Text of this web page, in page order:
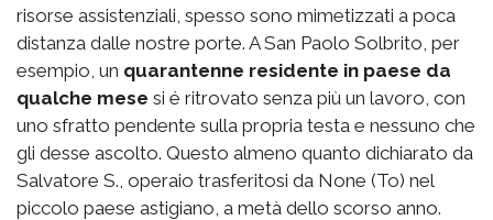
risorse assistenziali, spesso sono mimetizzati a poca
distanza dalle nostre porte. A San Paolo Solbrito, per
esempio, un quarantenne residente in paese da
qualche mese si é ritrovato senza più un lavoro, con
uno sfratto pendente sulla propria testa e nessuno che
gli desse ascolto. Questo almeno quanto dichiarato da
Salvatore S., operaio trasferitosi da None (To) nel
piccolo paese astigiano, a metà dello scorso anno.